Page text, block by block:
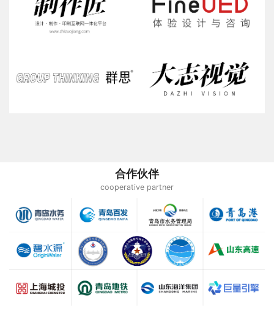
合作伙伴
cooperative partner